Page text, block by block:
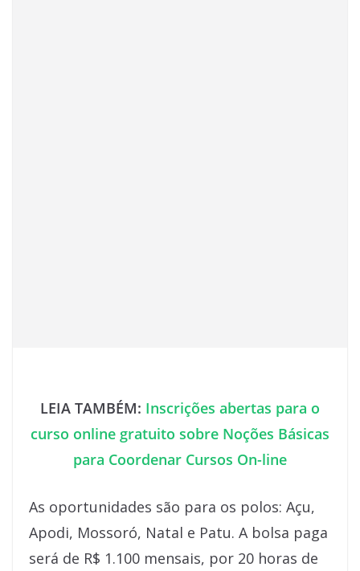
LEIA TAMBÉM: Inscrições abertas para o
curso online gratuito sobre Noções Básicas
para Coordenar Cursos On-line
As oportunidades são para os polos: Açu,
Apodi, Mossoró, Natal e Patu. A bolsa paga
será de R$ 1.100 mensais, por 20 horas de